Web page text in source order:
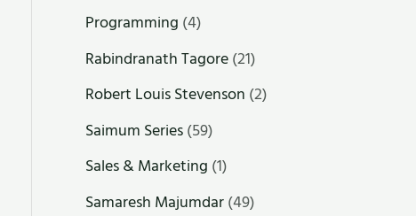
Programming (4)
Rabindranath Tagore(21)
Robert Louis Stevenson (2)
Saimum Series(59)
Sales & Marketing (1)
Samaresh Majumdar(49)